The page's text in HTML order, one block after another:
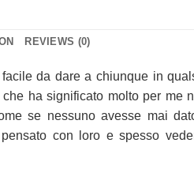
REVIEWS (0)
da dare a chiunque in
ha significato molto per
se nessuno avesse mai
con loro e spesso